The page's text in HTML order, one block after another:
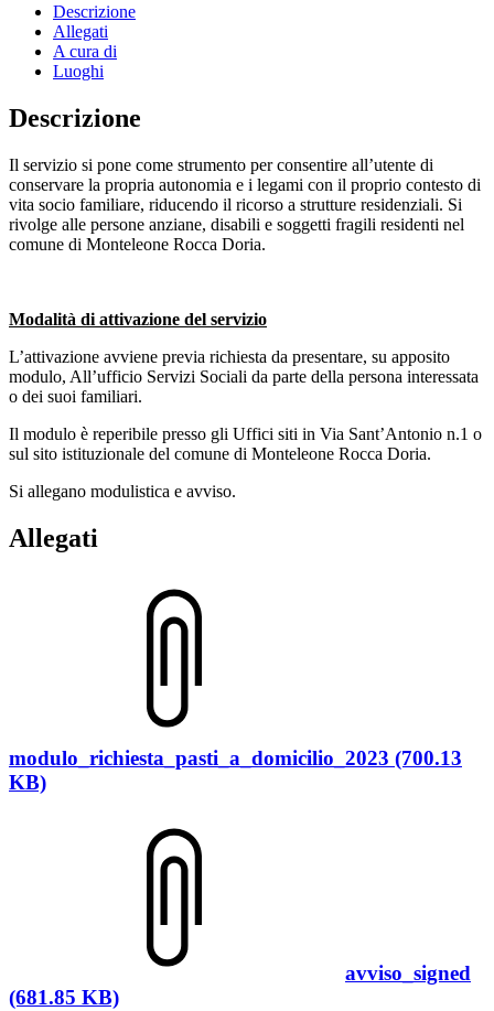
Descrizione
Allegati
A cura di
Luoghi
Descrizione
Il servizio si pone come strumento per consentire all’utente di
conservare la propria autonomia e i legami con il proprio contesto di
vita socio familiare, riducendo il ricorso a strutture residenziali. Si
rivolge alle persone anziane, disabili e soggetti fragili residenti nel
comune di Monteleone Rocca Doria.
Modalità di attivazione del servizio
L’attivazione avviene previa richiesta da presentare, su apposito
modulo, All’ufficio Servizi Sociali da parte della persona interessata
o dei suoi familiari.
Il modulo è reperibile presso gli Uffici siti in Via Sant’Antonio n.1 o
sul sito istituzionale del comune di Monteleone Rocca Doria.
Si allegano modulistica e avviso.
Allegati
modulo_richiesta_pasti_a_domicilio_2023 (700.13
KB)
avviso_signed
(681.85 KB)